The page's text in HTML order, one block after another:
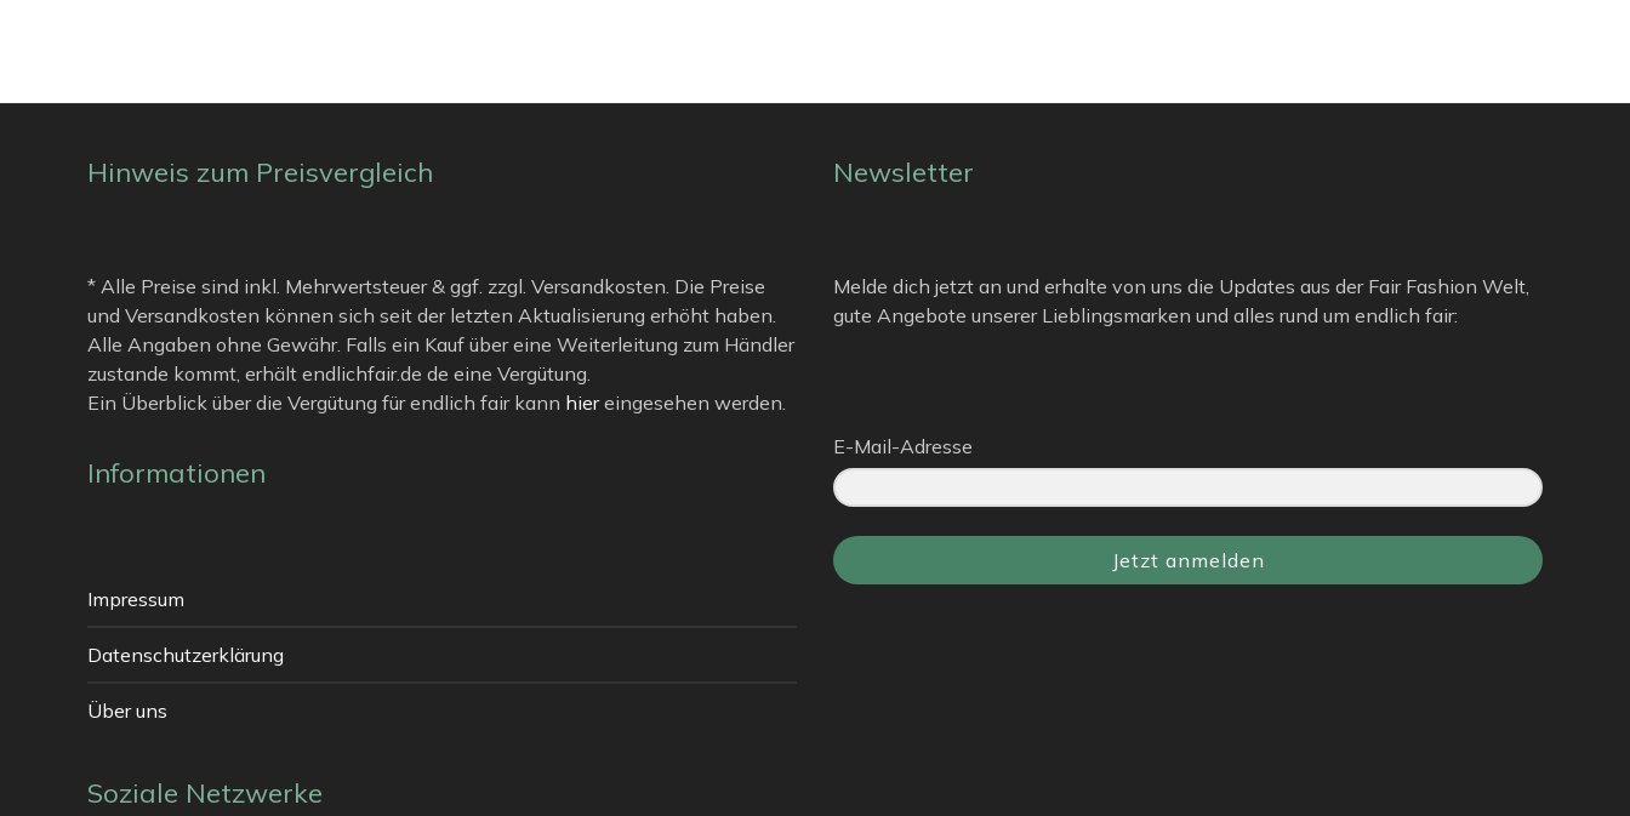
Hinweis zum Preisvergleich
* Alle Preise sind inkl. Mehrwertsteuer & ggf. zzgl. Versandkosten. Die Preise
und Versandkosten können sich seit der letzten Aktualisierung erhöht haben.
Alle Angaben ohne Gewähr. Falls ein Kauf über eine Weiterleitung zum Händler
zustande kommt, erhält endlichfair.de de eine Vergütung.
Ein Überblick über die Vergütung für endlich fair kann hiereingesehen werden.
Informationen
Impressum
Datenschutzerklärung
Über uns
Soziale Netzwerke
Newsletter
Melde dich jetzt an und erhalte von uns die Updates aus der Fair Fashion Welt,
gute Angebote unserer Lieblingsmarken und alles rund um endlich fair:
E-Mail-Adresse
Jetzt anmelden